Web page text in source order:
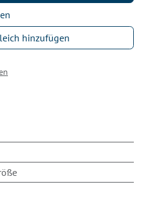
hinzufügen